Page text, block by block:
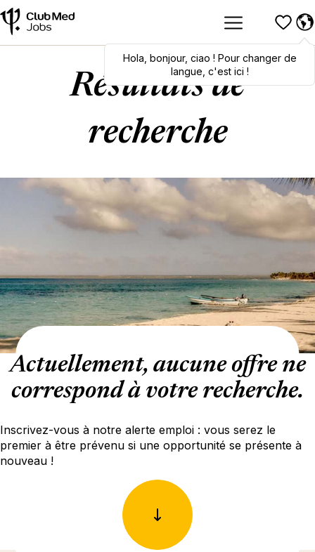
Hola,bonjour,ciao! To switch
languages, click here!
Hola bonjour, ciao ! Pour changer de
langue, c'est ici !
Résultats de
recherche
Actuellement, aucune offre ne
correspond à votre recherche.
Inscrivez-vous à notre alerte emploi : vous serez le
premier à être prévenu si une opportunité se présente à
nouveau !